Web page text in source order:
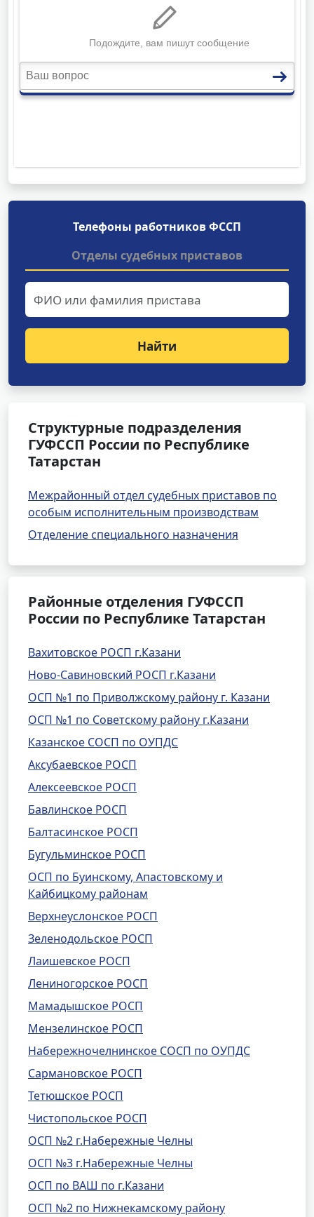
Телефоны работников ФССП
Отделы судебных приставов
Найти
Структурные подразделения
ГУФССП России по Республике
Татарстан
Межрайонный отдел судебных приставов по
особым исполнительным производствам
Отделение специального назначения
Районные отделения ГУФССП
России по Республике Татарстан
Вахитовское РОСП г.Казани
Ново-Савиновский РОСП г.Казани
ОСП №1 по Приволжскому району г. Казани
ОСП №1 по Советскому району г.Казани
Казанское СОСП по ОУПДС
Аксубаевское РОСП
Алексеевское РОСП
Бавлинское РОСП
Балтасинское РОСП
Бугульминское РОСП
ОСП по Буинскому, Апастовскому и
Кайбицкому районам
Верхнеуслонское РОСП
Зеленодольское РОСП
Лаишевское РОСП
Лениногорское РОСП
Мамадышское РОСП
Мензелинское РОСП
Набережночелнинское СОСП по ОУПДС
Сармановское РОСП
Тетюшское РОСП
Чистопольское РОСП
ОСП №2 г.Набережные Челны
ОСП №3 г.Набережные Челны
ОСП по ВАШ по г.Казани
ОСП №2 по Нижнекамскому району